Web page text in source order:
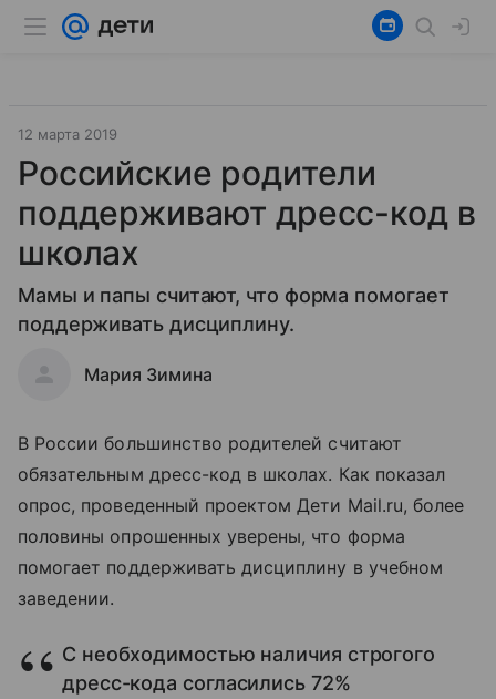
12 марта 2019
Российские родители
поддерживают дресс-код в
школах
Мамы и папы считают, что форма помогает
поддерживать дисциплину.
Мария Зимина
В России большинство родителей считают
обязательным дресс-код в школах. Как показал
опрос, проведенный проектом Дети Mail.ru, более
половины опрошенных уверены, что форма
помогает поддерживать дисциплину в учебном
заведении.
С необходимостью наличия строгого
дресс-кода согласились 72%